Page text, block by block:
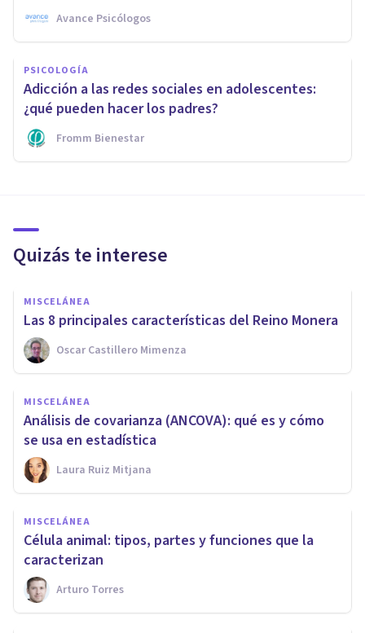
Avance Psicólogos
PSICOLOGÍA
Adicción a las redes sociales en adolescentes:
¿qué pueden hacer los padres?
Fromm Bienestar
Quizás te interese
MISCELÁNEA
Las 8 principales características del Reino Monera
Oscar Castillero Mimenza
MISCELÁNEA
Análisis de covarianza (ANCOVA): qué es y cómo
se usa en estadística
Laura Ruiz Mitjana
MISCELÁNEA
Célula animal: tipos, partes y funciones que la
caracterizan
Arturo Torres